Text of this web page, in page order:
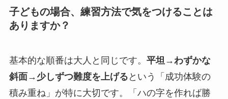
子どもの場合、練習方法で気をつけることは
ありますか？
基本的な順番は大人と同じです。 平坦→わずかな
斜面→少しずつ難度を上げる という「成功体験の
積み重ね」が特に大切です。「ハの字を作れば勝